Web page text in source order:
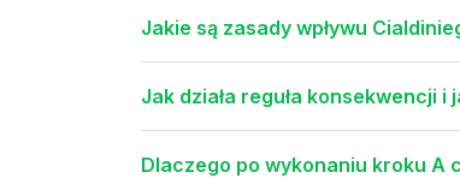
Jakie są zasady wpływu
Jak działa reguła konsekwencji
Dlaczego po wykonaniu kroku A